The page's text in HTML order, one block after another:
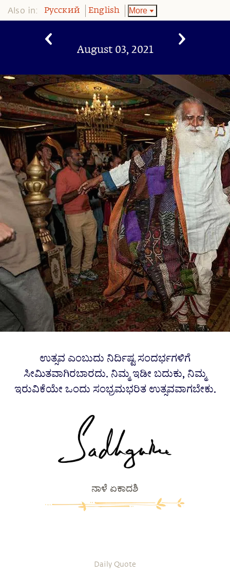
Also in: Pусский English More
August 03, 2021
ಉತ್ಸವ ಎಂಬುದು ನಿರ್ದಿಷ್ಟ ಸಂದರ್ಭಗಳಿಗೆ
ಸೀಮಿತವಾಗಿರಬಾರದು. ನಿಮ್ಮ ಇಡೀ ಬದುಕು, ನಿಮ್ಮ
ಇರುವಿಕೆಯೇ ಒಂದು ಸಂಭ್ರಮಭರಿತ ಉತ್ಸವವಾಗಬೇಕು.
ನಾಳೆ ಏಕಾದಶಿ
Daily Quote